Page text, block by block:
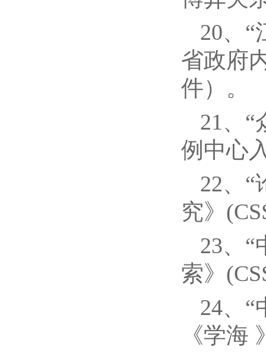
20、“
省政府
件）。
21、“
例中心
22、“
究》
23、“
索》
24、“
《学海